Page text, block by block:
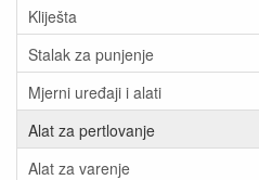
Kliješta
Stalak za punjenje
Mjerni uređaji i alati
Alat za pertlovanje
Alat za varenje